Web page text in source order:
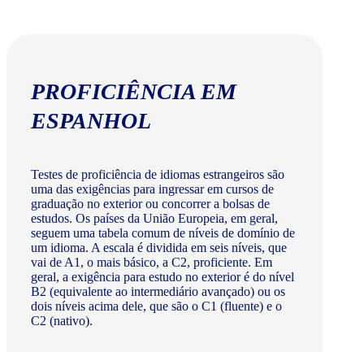
PROFICIÊNCIA EM
ESPANHOL
Testes de proficiência de idiomas estrangeiros são
uma das exigências para ingressar em cursos de
graduação no exterior ou concorrer a bolsas de
estudos. Os países da União Europeia, em geral,
seguem uma tabela comum de níveis de domínio de
um idioma. A escala é dividida em seis níveis, que
vai de A1, o mais básico, a C2, proficiente. Em
geral, a exigência para estudo no exterior é do nível
B2 (equivalente ao intermediário avançado) ou os
dois níveis acima dele, que são o C1 (fluente) e o
C2 (nativo).